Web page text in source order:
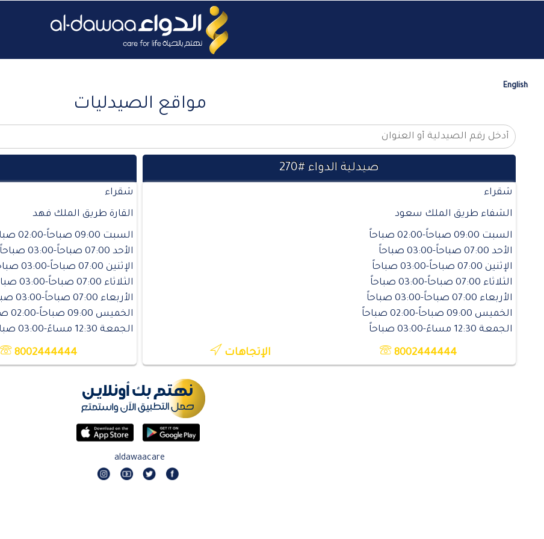
English
مواقع الصيدليات
صيدلية الدواء #270
شقراء
الشفاء طريق الملك سعود
السبت 09:00 صباحاً-02:00 صباحاً
الأحد 07:00 صباحاً-03:00 صباحاً
الإثنين 07:00 صباحاً-03:00 صباحاً
الثلاثاء 07:00 صباحاً-03:00 صباحاً
الأربعاء 07:00 صباحاً-03:00 صباحاً
الخميس 09:00 صباحاً-02:00 صباحاً
الجمعة 12:30 مساءً-03:00 صباحاً
8002444444 الإتجاهات
شقراء
القارة طريق الملك فهد
السبت 09:00 صباحاً-02:00 صباحاً
الأحد 07:00 صباحاً-03:00 صباحاً
الإثنين 07:00 صباحاً-03:00 صباحاً
الثلاثاء 07:00 صباحاً-03:00 صباحاً
الأربعاء 07:00 صباحاً-03:00 صباحاً
الخميس 09:00 صباحاً-02:00 صباحاً
الجمعة 12:30 مساءً-03:00 صباحاً
8002444444
aldawaacare